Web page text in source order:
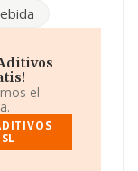
inscrita en
Su
bebidas y
importadora y
Sur S.L, con
Del Pintor
el